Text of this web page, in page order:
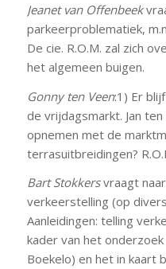
Jeanet van Offenbeek
parkeerproblematiek,
De cie. R.O.M. zal zich
het algemeen buigen.
Gonny ten Veen:1) Er
de vrijdagsmarkt. Jan
opnemen met de
terrasuitbreidingen?
Bart Stokkersvraagt
verkeerstelling (op
Aanleidingen: telling
kader van het
Boekelo) en het in kaart